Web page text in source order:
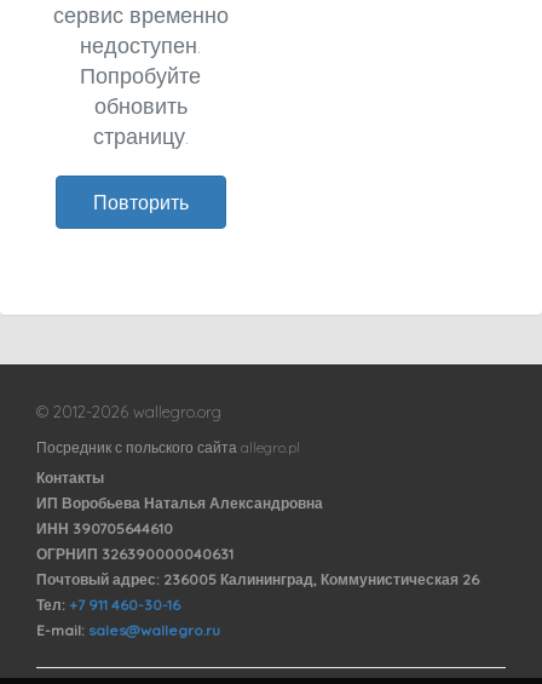
сервис временно
недоступен.
Попробуйте
обновить
страницу.
Повторить
© 2012-2026 wallegro.org
Посредник с польского сайта allegro.pl
Контакты
ИП Воробьева Наталья Александровна
ИНН 390705644610
ОГРНИП 326390000040631
Почтовый адрес: 236005 Калининград, Коммунистическая 26
Тел: +7 911 460-30-16
E-mail: sales@wallegro.ru